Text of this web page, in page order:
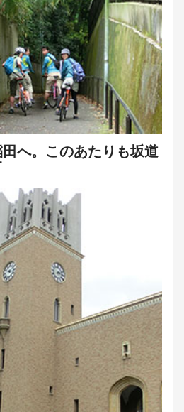
へ。このあたりも坂道